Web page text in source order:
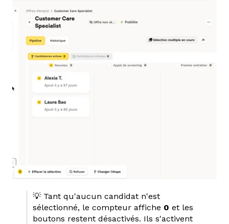
💡 Tant qu'aucun candidat n'est
sélectionné, le compteur affiche 0 et les
boutons restent désactivés. Ils s'activent